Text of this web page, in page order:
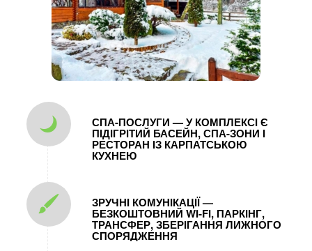
СПА‑ПОСЛУГИ — У КОМПЛЕКСІ Є
ПІДІГРІТИЙ БАСЕЙН, СПА-ЗОНИ І
РЕСТОРАН ІЗ КАРПАТСЬКОЮ
КУХНЕЮ
ЗРУЧНІ КОМУ­НІКАЦІЇ —
БЕЗКОШТОВНИЙ WI‑FI, ПАРКІНГ,
ТРАНСФЕР, ЗБЕРІГАННЯ ЛИЖНОГО
СПОРЯДЖЕННЯ